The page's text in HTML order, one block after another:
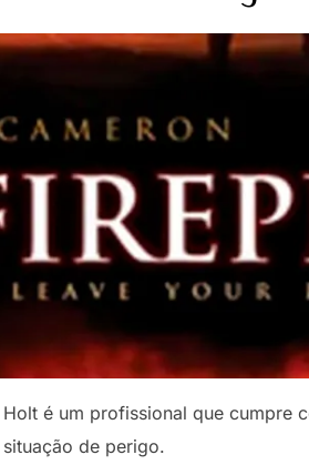
é um profissional que cumpre
de perigo.